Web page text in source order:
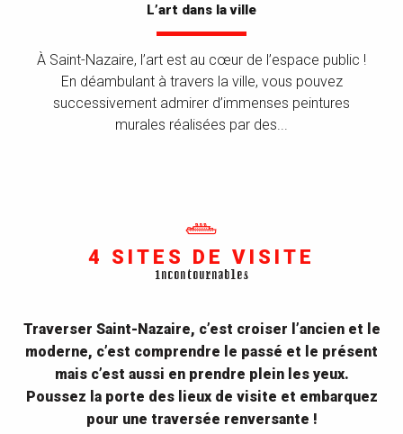
L’art dans la ville
À Saint-Nazaire, l’art est au cœur de l’espace public !
En déambulant à travers la ville, vous pouvez
successivement admirer d’immenses peintures
murales réalisées par des...
4 SITES DE VISITE
incontournables
Traverser Saint-Nazaire, c’est croiser l’ancien et le
moderne, c’est comprendre le passé et le présent
mais c’est aussi en prendre plein les yeux.
Poussez la porte des lieux de visite et embarquez
pour une traversée renversante !
Escal’Atlantic
Embarquez pour une traversée transatlantique à